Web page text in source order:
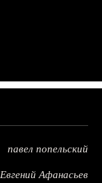
павел попельский
Евгений Афанасьев